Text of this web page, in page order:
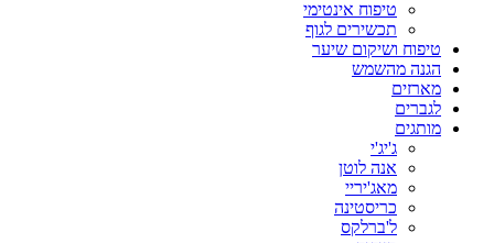
טיפוח אינטימי
תכשירים לגוף
טיפוח ושיקום שיער
הגנה מהשמש
מארזים
לגברים
מותגים
ג'יג'י
אנה לוטן
מאג'יריי
כריסטינה
ל'ברלקס